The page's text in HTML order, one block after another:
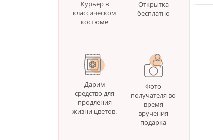
Курьер в
классическом
костюме
Открытка
бесплатно
Дарим
средство для
продления
жизни цветов.
Фото
получателя во
время
вручения
подарка